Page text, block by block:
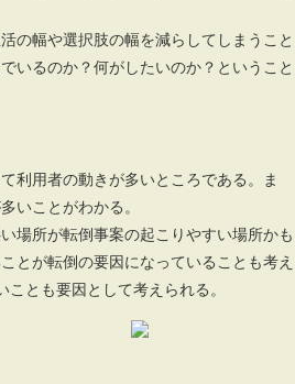
の幅や選択肢の幅を減らしてしまうこと
いるのか？何がしたいのか？ということ
利用者の動きが多いところである。ま
いことがわかる。
場所が転倒事案の起こりやすい場所かも
とが転倒の要因になっていることも考え
とも要因として考えられる。